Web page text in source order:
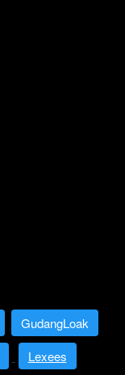
GudangLoak
Lexees